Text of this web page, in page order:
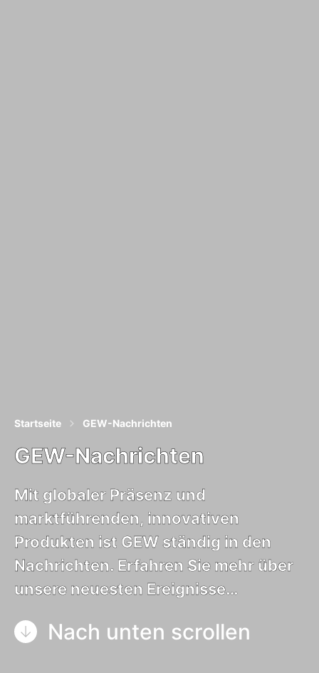
Startseite GEW-Nachrichten
GEW-Nachrichten
Mit globaler Präsenz und
marktführenden, innovativen
Produkten ist GEW ständig in den
Nachrichten. Erfahren Sie mehr über
unsere neuesten Ereignisse…
Nach unten scrollen